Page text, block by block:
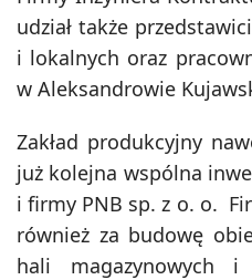
udział także
i lokalnych oraz
w Aleksandrowie
Zakład produkcyjny
już kolejna wspólna
i firmy PNB sp. z o. o.
również za budowę
hali magazynowych